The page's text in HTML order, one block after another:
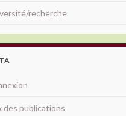
recherche
des publications